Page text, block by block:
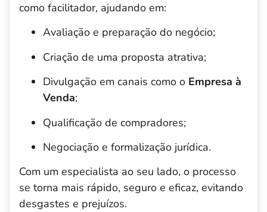
como facilitador, ajudando em:
Avaliação e preparação do negócio;
Criação de uma proposta atrativa;
Divulgação em canais como o Empresa à
Venda;
Qualificação de compradores;
Negociação e formalização jurídica.
Com um especialista ao seu lado, o processo
se torna mais rápido, seguro e eficaz, evitando
desgastes e prejuízos.